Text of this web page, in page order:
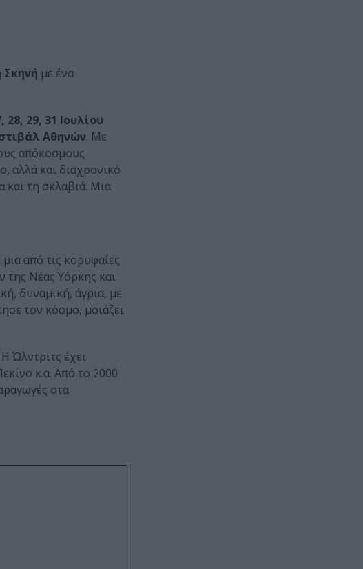
Σκηνή με ένα
28, 29, 31 Ιουλίου
Αθηνών. Με
απόκοσμους
αλλά και διαχρονικό
και τη σκλαβιά. Μια
μια από τις κορυφαίες
της Νέας Υόρκης και
δυναμική, άγρια, με
τον κόσμο, μοιάζει
Η Ώλντριτς έχει
κ.α. Από το 2000
στα